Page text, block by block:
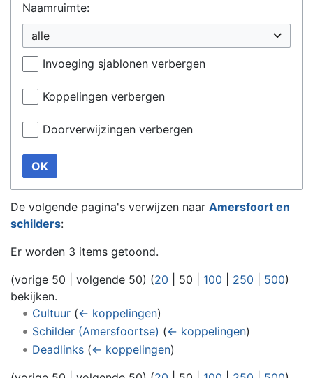
Naamruimte:
alle
Invoeging sjablonen verbergen
Koppelingen verbergen
Doorverwijzingen verbergen
OK
De volgende pagina's verwijzen naar Amersfoort en
schilders:
Er worden 3 items getoond.
(vorige 50 volgende 50) (20 50 100 250 500)
bekijken.
Cultuur (← koppelingen)
Schilder (Amersfoortse) (← koppelingen)
Deadlinks (← koppelingen)